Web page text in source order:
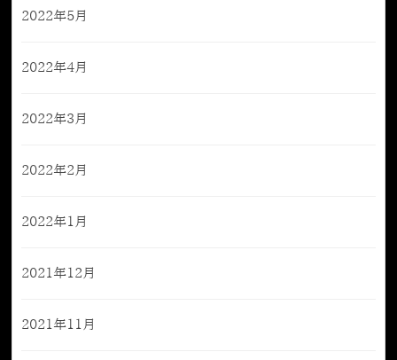
2022年5月
2022年4月
2022年3月
2022年2月
2022年1月
2021年12月
2021年11月